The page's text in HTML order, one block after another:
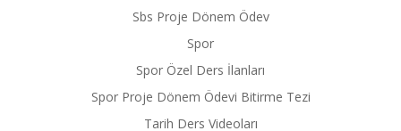
Sbs Proje Dönem Ödev
Spor
Spor Özel Ders İlanları
Spor Proje Dönem Ödevi Bitirme Tezi
Tarih Ders Videoları